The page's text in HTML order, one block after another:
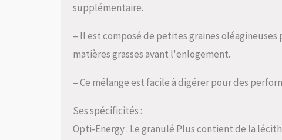
supplémentaire.
– Il est composé de petites graines
matières grasses avant l'enlogement.
– Ce mélange est facile à digérer pour des
Ses spécificités :
Opti-Energy : Le granulé Plus contient de la